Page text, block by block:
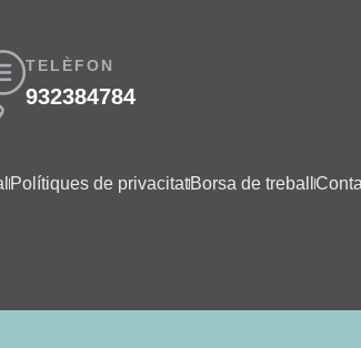
TELÈFON
932384784
Polítiques de privacitatBorsa de treball